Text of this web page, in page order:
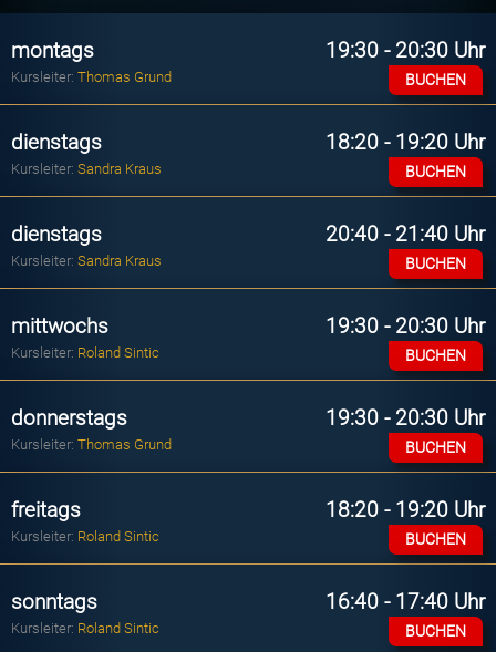
montags 19:30 - 20:30 Uhr
Kursleiter: Thomas Grund BUCHEN
dienstags 18:20 - 19:20 Uhr
Kursleiter: Sandra Kraus BUCHEN
dienstags 20:40 - 21:40 Uhr
Kursleiter: Sandra Kraus BUCHEN
mittwochs 19:30 - 20:30 Uhr
Kursleiter: Roland Sintic BUCHEN
donnerstags 19:30 - 20:30 Uhr
Kursleiter: Thomas Grund BUCHEN
freitags 18:20 - 19:20 Uhr
Kursleiter: Roland Sintic BUCHEN
sonntags 16:40 - 17:40 Uhr
Kursleiter: Roland Sintic BUCHEN